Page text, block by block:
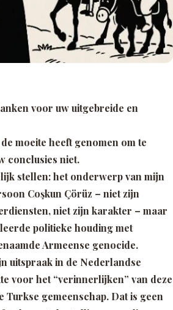
voor uw uitgebreide en
moeite heeft genomen om te
conclusies niet.
stellen: het onderwerp van mijn
Coşkun Çörüz – niet zijn
niet zijn karakter – maar
politieke houding met
Armeense genocide.
uitspraak in de Nederlandse
voor het “verinnerlijken” van deze
gemeenschap. Dat is geen